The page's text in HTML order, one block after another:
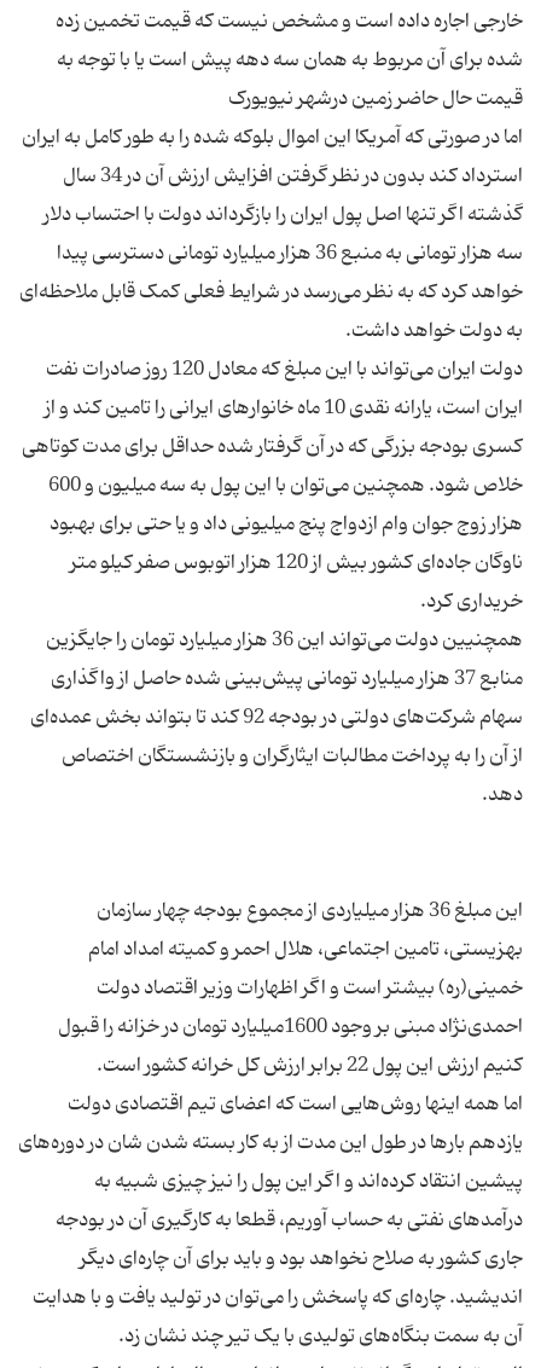
خارجی اجاره داده است و مشخص نیست که قیمت تخمین زده
شده برای آن مربوط به همان سه دهه پیش است یا با توجه به
اما در صورتی که آمریکا این اموال بلوکه شده را به طور کامل به ایران
استرداد کند بدون در نظر گرفتن افزایش ارزش آن در 34 سال
گذشته اگر تنها اصل پول ایران را بازگرداند دولت با احتساب دلار
سه هزار تومانی به منبع 36 هزار میلیارد تومانی دسترسی پیدا
خواهد کرد که به نظر می‌رسد در شرایط فعلی کمک قابل ملاحظه‌ای
دولت ایران می‌تواند با این مبلغ که معادل 120 روز صادرات نفت
ایران است، یارانه نقدی 10 ماه خانوارهای ایرانی را تامین کند و از
کسری بودجه‌ بزرگی که در آن گرفتار شده حداقل برای مدت کوتاهی
خلاص شود. همچنین می‌توان با این پول به سه میلیون و 600
هزار زوج جوان وام ازدواج پنج میلیونی داد و یا حتی برای بهبود
ناوگان جاده‌ای کشور بیش از 120 هزار اتوبوس صفر کیلو متر
همچنیین دولت می‌تواند این 36 هزار میلیارد تومان را جایگزین
منابع 37 هزار میلیارد تومانی پیش‌بینی شده حاصل از واگذاری
سهام شرکت‌های دولتی در بودجه 92 کند تا بتواند بخش عمده‌ای
از آن را به پرداخت مطالبات ایثارگران و بازنشستگان اختصاص
این مبلغ 36 هزار میلیاردی از مجموع بودجه چهار سازمان
بهزیستی، تامین اجتماعی، هلال احمر و کمیته امداد امام
خمینی(ره) بیشتر است و اگر اظهارات وزیر اقتصاد دولت
احمدی‌نژاد مبنی بر وجود 1600میلیارد تومان در خزانه را قبول
اما همه اینها روش‌هایی است که اعضای تیم اقتصادی دولت
یازدهم بارها در طول این مدت از به کار بسته شدن شان در دوره‌های
پیشین انتقاد کرده‌اند و اگر این پول را نیز چیزی شبیه به
در‌آمدهای نفتی به حساب آوریم، قطعا به کارگیری آن در بودجه‌
جاری کشور به صلاح نخواهد بود و باید برای آن چاره‌ای دیگر
اندیشید. چاره‌ای که پاسخش را می‌توان در تولید یافت و با هدایت